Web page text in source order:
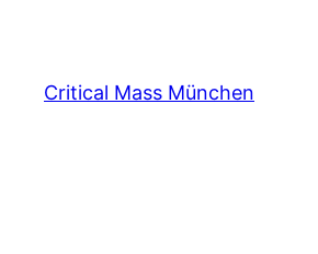
springen
Critical Mass München